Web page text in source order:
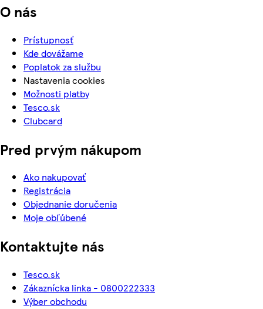
O nás
Prístupnosť
Kde dovážame
Poplatok za službu
Nastavenia cookies
Možnosti platby
Tesco.sk
Clubcard
Pred prvým nákupom
Ako nakupovať
Registrácia
Objednanie doručenia
Moje obľúbené
Kontaktujte nás
Tesco.sk
Zákaznícka linka - 0800222333
Výber obchodu